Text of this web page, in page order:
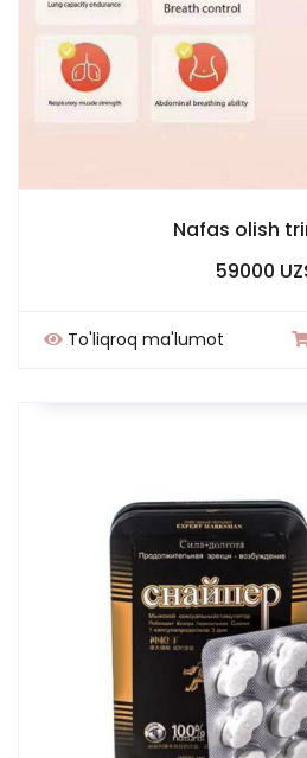
Nafas olish
59000
To'liqroq ma'lumot